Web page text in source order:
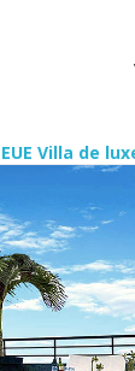
Villa de